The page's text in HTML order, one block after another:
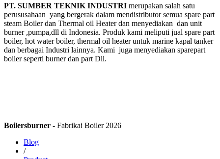
PT. SUMBER TEKNIK INDUSTRI merupakan salah satu
perususahaan yang bergerak dalam mendistributor semua spare part
steam Boiler dan Thermal oil Heater dan menyediakan dan unit
burner ,pumpa,dll di Indonesia. Produk kami meliputi jual spare part
boiler, hot water boiler, thermal oil heater untuk marine kapal tanker
dan berbagai Industri lainnya. Kami juga menyediakan sparepart
boiler seperti burner dan part Dll.
Boilersburner - Fabrikai Boiler 2026
Blog
/